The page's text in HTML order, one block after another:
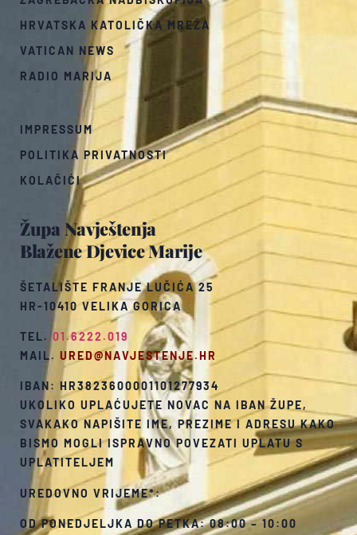
Župa Navještenja
Blažene Djevice Marije
ŠETALIŠTE FRANJE LUČIĆA 25
HR-10410 VELIKA GORICA
TEL.01.6222.019
MAIL. URED@NAVJESTENJE.HR
IBAN: HR3823600001101277934
UKOLIKO UPLAĆUJETE NOVAC NA IBAN ŽUPE,
SVAKAKO NAPIŠITE IME, PREZIME I ADRESU KAKO
BISMO MOGLI ISPRAVNO POVEZATI UPLATU S
UPLATITELJEM
UREDOVNO VRIJEME*:
OD PONEDJELJKA DO PETKA: 08:00 – 10:00
HRVATSKA KATOLIČKA MREŽA
VATICAN NEWS
RADIO MARIJA
IMPRESSUM
POLITIKA PRIVATNOSTI
KOLAČIĆI